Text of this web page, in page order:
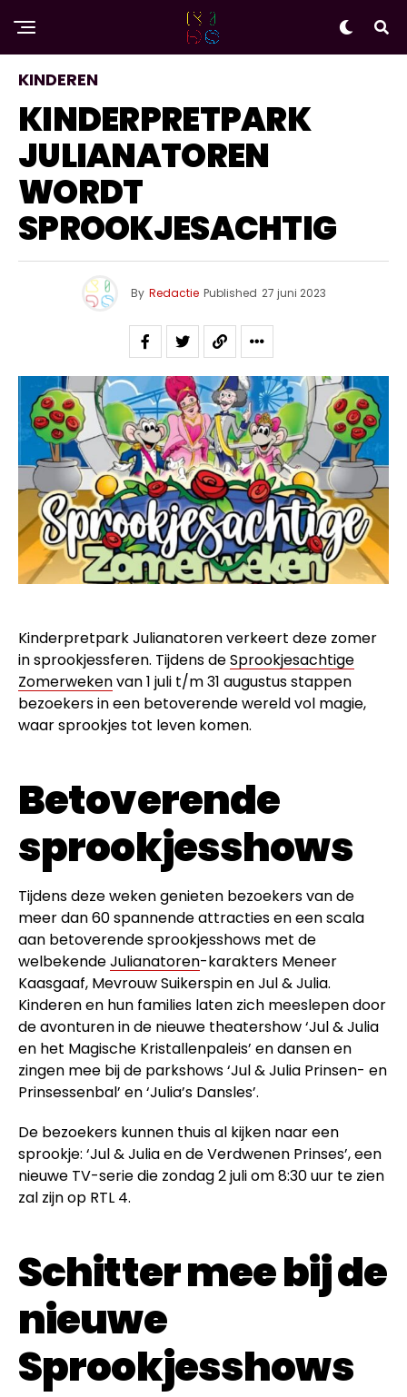
KINDEREN
KINDERPRETPARK
JULIANATOREN
WORDT
SPROOKJESACHTIG
By Redactie Published 27 juni 2023
Kinderpretpark Julianatoren verkeert deze zomer
in sprookjessferen. Tijdens deSprookjesachtige
Zomerwekenvan 1 juli t/m 31 augustus stappen
bezoekers in een betoverende wereld vol magie,
waar sprookjes tot leven komen.
Betoverende
sprookjesshows
Tijdens deze weken genieten bezoekers van de
meer dan 60 spannende attracties en een scala
aan betoverende sprookjesshows met de
welbekendeJulianatoren-karakters Meneer
Kaasgaaf, Mevrouw Suikerspin en Jul & Julia.
Kinderen en hun families laten zich meeslepen door
de avonturen in de nieuwe theatershow ‘Jul & Julia
en het Magische Kristallenpaleis’ en dansen en
zingen mee bij de parkshows ‘Jul & Julia Prinsen- en
Prinsessenbal’ en ‘Julia’s Dansles’.
De bezoekers kunnen thuis al kijken naar een
sprookje: ‘Jul & Julia en de Verdwenen Prinses’, een
nieuwe TV-serie die zondag 2 juli om 8:30 uur te zien
zal zijn op RTL 4.
Schitter mee bij de
nieuwe
Sprookjesshows